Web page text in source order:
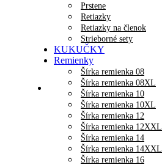
Prstene
Retiazky
Retiazky na členok
Strieborné sety
KUKUČKY
Remienky
Šírka remienka 08
Šírka remienka 08XL
Šírka remienka 10
Šírka remienka 10XL
Šírka remienka 12
Šírka remienka 12XXL
Šírka remienka 14
Šírka remienka 14XXL
Šírka remienka 16